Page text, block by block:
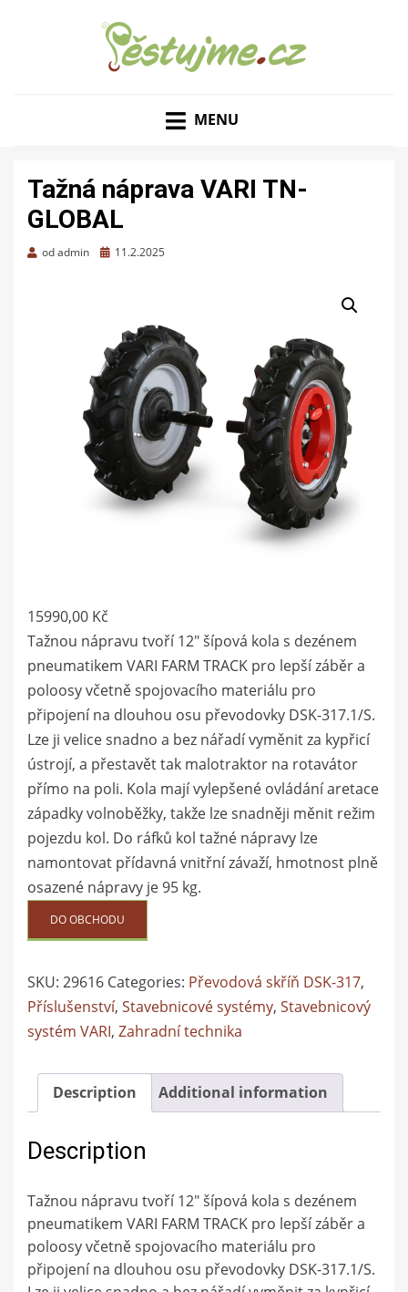
MENU
Tažná náprava VARI TN-
GLOBAL
odadmin
Zveřejněno
11.2.2025
15990,00 Kč
Tažnou nápravu tvoří 12″ šípová kola s dezénem
pneumatikem VARI FARM TRACK pro lepší záběr a
poloosy včetně spojovacího materiálu pro
připojení na dlouhou osu převodovky DSK-317.1/S.
Lze ji velice snadno a bez nářadí vyměnit za kypřicí
ústrojí, a přestavět tak malotraktor na rotavátor
přímo na poli. Kola mají vylepšené ovládání aretace
západky volnoběžky, takže lze snadněji měnit režim
pojezdu kol. Do ráfků kol tažné nápravy lze
namontovat přídavná vnitřní závaží, hmotnost plně
osazené nápravy je 95 kg.
DO OBCHODU
SKU: 29616 Categories: Převodová skříň DSK-317,
Příslušenství, Stavebnicové systémy, Stavebnicový
systém VARI, Zahradní technika
Description Additional information
Description
Tažnou nápravu tvoří 12″ šípová kola s dezénem
pneumatikem VARI FARM TRACK pro lepší záběr a
poloosy včetně spojovacího materiálu pro
připojení na dlouhou osu převodovky DSK-317.1/S.